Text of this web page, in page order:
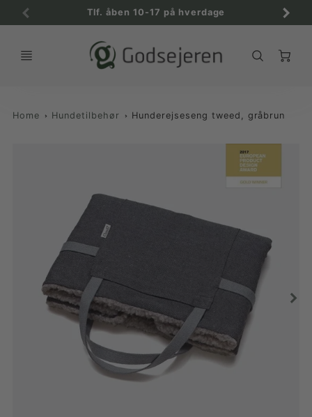
Tlf. åben 10-17 på hverdage
Home Hundetilbehør Hunderejseseng tweed, gråbrun